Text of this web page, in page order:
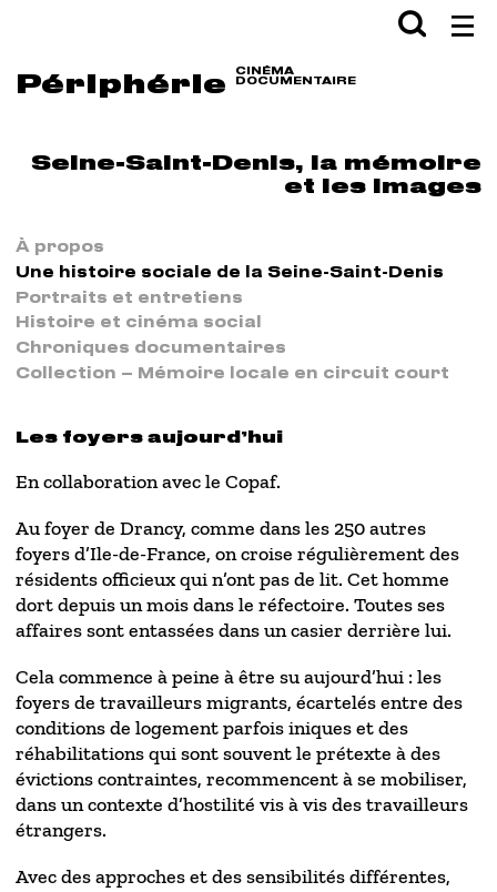
Périphérie
CINÉMA
DOCUMENTAIRE
Rechercher
Seine-Saint-Denis, la mémoire
et les images
À propos
Une histoire sociale de la Seine-Saint-Denis
Portraits et entretiens
Histoire et cinéma social
Chroniques documentaires
Collection – Mémoire locale en circuit court
Les foyers aujourd’hui
En collaboration avec le Copaf.
Au foyer de Drancy, comme dans les 250 autres
foyers d’Ile-de-France, on croise régulièrement des
résidents officieux qui n’ont pas de lit. Cet homme
dort depuis un mois dans le réfectoire. Toutes ses
affaires sont entassées dans un casier derrière lui.
Cela commence à peine à être su aujourd’hui : les
foyers de travailleurs migrants, écartelés entre des
conditions de logement parfois iniques et des
réhabilitations qui sont souvent le prétexte à des
évictions contraintes, recommencent à se mobiliser,
dans un contexte d’hostilité vis à vis des travailleurs
étrangers.
Avec des approches et des sensibilités différentes,